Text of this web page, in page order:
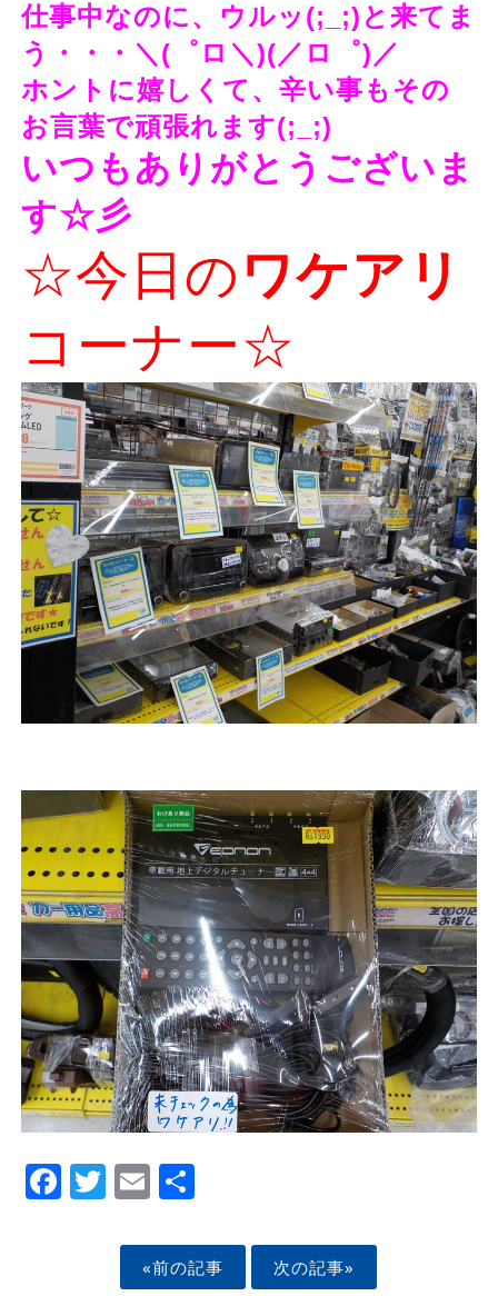
仕事中なのに、ウルッ(;_;)と来てま
う・・・＼(゜ロ＼)(／ロ゜)／
ホントに嬉しくて、辛い事もその
お言葉で頑張れます(;_;)
いつもありがとうございま
す☆彡
☆今日のワケアリ
コーナー☆
Facebook
Twitter
EmailShare
«前の記事 次の記事»